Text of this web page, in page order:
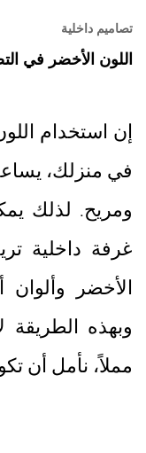
تصاميم داخلية
اللون الأخضر في
إن استخدام
في منزلك،
ومريح. لذلك
غرفة داخلية
الأخضر
وبهذه الطريقة
مملاً، نأمل أن